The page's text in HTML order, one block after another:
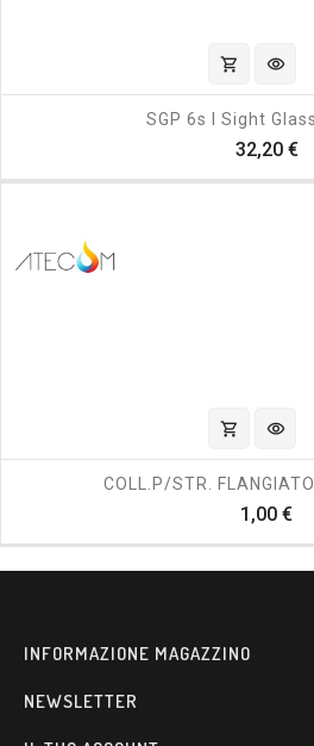
shopping_cart visibility
SGP 6s I Sight
32,20 €
shopping_cart visibility
COLL.P/STR. FLANGIATO
1,00 €
INFORMAZIONE MAGAZZINO
NEWSLETTER